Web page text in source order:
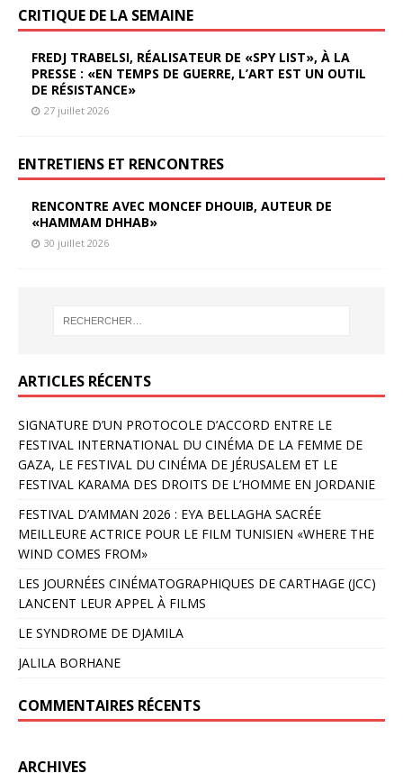
CRITIQUE DE LA SEMAINE
FREDJ TRABELSI, RÉALISATEUR DE «SPY LIST», À LA
PRESSE : «EN TEMPS DE GUERRE, L’ART EST UN OUTIL
DE RÉSISTANCE»
27 juillet 2026
ENTRETIENS ET RENCONTRES
RENCONTRE AVEC MONCEF DHOUIB, AUTEUR DE
«HAMMAM DHHAB»
30 juillet 2026
ARTICLES RÉCENTS
SIGNATURE D’UN PROTOCOLE D’ACCORD ENTRE LE
FESTIVAL INTERNATIONAL DU CINÉMA DE LA FEMME DE
GAZA, LE FESTIVAL DU CINÉMA DE JÉRUSALEM ET LE
FESTIVAL KARAMA DES DROITS DE L’HOMME EN JORDANIE
FESTIVAL D’AMMAN 2026 : EYA BELLAGHA SACRÉE
MEILLEURE ACTRICE POUR LE FILM TUNISIEN «WHERE THE
WIND COMES FROM»
LES JOURNÉES CINÉMATOGRAPHIQUES DE CARTHAGE (JCC)
LANCENT LEUR APPEL À FILMS
LE SYNDROME DE DJAMILA
JALILA BORHANE
COMMENTAIRES RÉCENTS
ARCHIVES